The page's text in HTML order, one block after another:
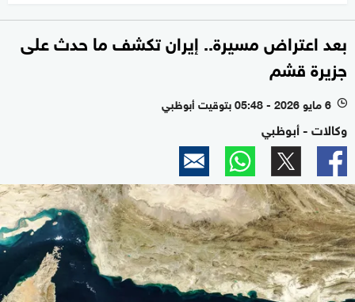
بعد اعتراض مسيرة.. إيران تكشف ما حدث على
جزيرة قشم
l 6 مايو 2026 - 05:48 بتوقيت أبوظبي
وكالات - أبوظبي